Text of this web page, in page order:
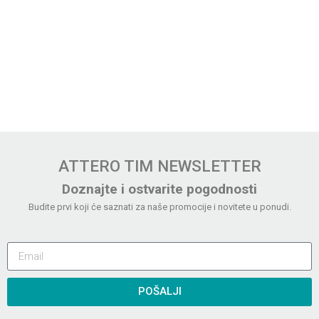
ATTERO TIM NEWSLETTER
Doznajte i ostvarite pogodnosti
Budite prvi koji će saznati za naše promocije i novitete u ponudi.
POŠALJI